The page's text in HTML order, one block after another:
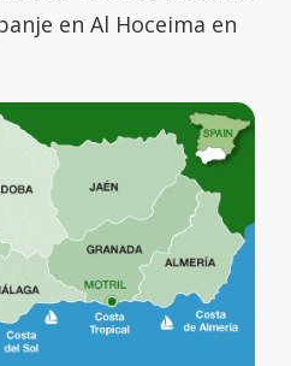
en Al Hoceima en